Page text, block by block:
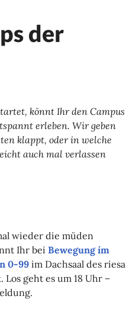
der
könnt Ihr den Campus
erleben. Wir geben
klappt, oder in welche
auch mal verlassen
wieder die müden
Ihr beiBewegung im
0-99 im Dachsaal des riesa
geht es um 18 Uhr –